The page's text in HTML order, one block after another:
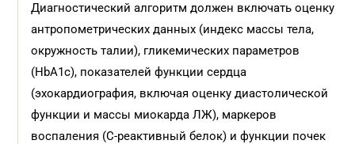
Диагностический алгоритм должен включать оценку
антропометрических данных (индекс массы тела,
окружность талии), гликемических параметров
(HbA1c), показателей функции сердца
(эхокардиография, включая оценку диастолической
функции и массы миокарда ЛЖ), маркеров
воспаления (С-реактивный белок) и функции почек